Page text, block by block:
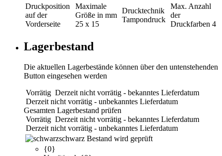
Druckposition
auf der
Vorderseite
Maximale
Größe in mm
25 x 15
Drucktechnik
Tampondruck
Max. Anzahl
der
Druckfarben 4
Lagerbestand
Die aktuellen Lagerbestände können über den untenstehenden
Button eingesehen werden
Vorrätig Derzeit nicht vorrätig - bekanntes Lieferdatum
Derzeit nicht vorrätig - unbekanntes Lieferdatum
Gesamten Lagerbestand prüfen
Vorrätig Derzeit nicht vorrätig - bekanntes Lieferdatum
Derzeit nicht vorrätig - unbekanntes Lieferdatum
schwarz Bestand wird geprüft
{0}